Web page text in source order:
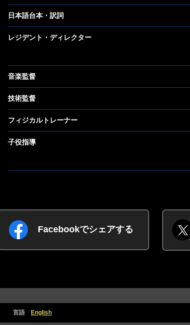
日本語台本・訳詞
レジデント・ディレクター
音楽監督
技術監督
フィジカルトレーナー
子役指導
Facebookでシェアする
言語 English